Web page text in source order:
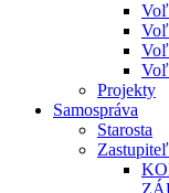
Projekty
Samospráva
Starosta